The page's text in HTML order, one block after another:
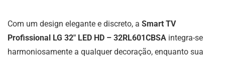
Com um design elegante e discreto, a Smart TV
Profissional LG 32″ LED HD – 32RL601CBSA integra-se
harmoniosamente a qualquer decoração, enquanto sua